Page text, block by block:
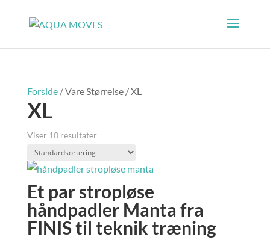
Forside/ Vare Størrelse / XL
XL
Viser 10 resultater
Et par stropløse
håndpadler Manta fra
FINIS til teknik træning